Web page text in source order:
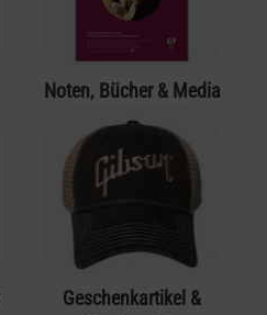
Noten, Bücher & Media
Geschenkartikel &